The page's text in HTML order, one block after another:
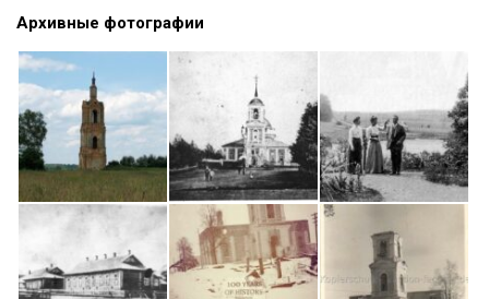
Архивные фотографии